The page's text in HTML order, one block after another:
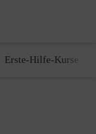
Erste-Hilfe-Kurse